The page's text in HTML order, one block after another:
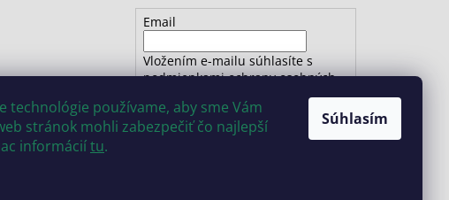
technológie používame, aby sme Vám
stránok mohli zabezpečiť čo najlepší
informáciítu.
Súhlasím
Email
Vložením e-mailu súhlasíte s
podmienkami ochrany osobných
PRIHLÁSIŤ SA